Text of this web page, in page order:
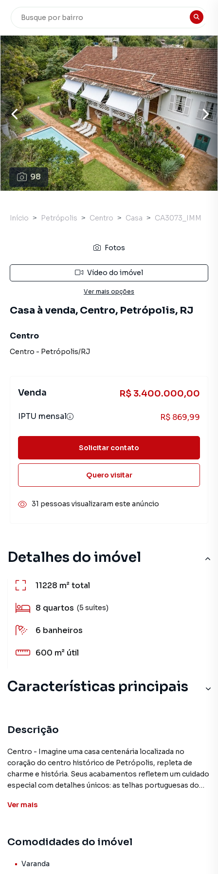
98
Detalhes do imóvel
11228 m²total
8 quartos (5 suítes)
6 banheiros
600 m² útil
Características principais
Descrição
Centro - Imagine uma casa centenária localizada no
coração do centro histórico de Petrópolis, repleta de
charme e história. Seus acabamentos refletem um cuidado
especial com detalhes únicos: as telhas portuguesas do
clássico e elegante ao ambiente. As maçanetas de cristal
detalhe. O teto da sala de jantar mantém sua beleza
de café, que conferem um charme rústico e ao mesmo
Ver mais
Comodidades do imóvel
Varanda
Início Petrópolis Centro Casa CA3073_IMM
Fotos
Vídeo do imóvel
Ver mais opções
Casa à venda, Centro, Petrópolis, RJ
Centro
Centro - Petrópolis/RJ
Venda R$ 3.400.000,00
IPTU mensal R$ 869,99
Solicitar contato
Quero visitar
31 pessoas visualizaram este anúncio